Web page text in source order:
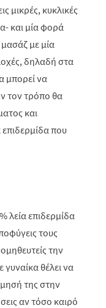
μικρές, κυκλικές
και μία φορά
με μία
δηλαδή στα
μπορεί να
τον τρόπο θα
και
που
λεία επιδερμίδα
τους
την
θέλει να
της στην
αν τόσο καιρό